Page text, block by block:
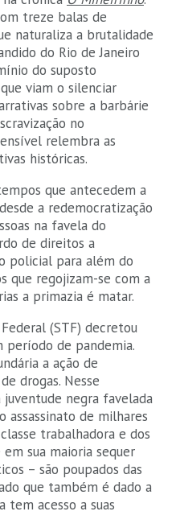
treze balas de
naturaliza a brutalidade
do Rio de Janeiro
do suposto
viam o silenciar
sobre a barbárie
no
relembra as
históricas.
que antecedem a
a redemocratização
na favela do
de direitos a
policial para além do
que regojizam-se com a
a primazia é matar.
(STF) decretou
período de pandemia.
a ação de
drogas. Nesse
negra favelada
assassinato de milhares
trabalhadora e dos
sua maioria sequer
– são poupados das
que também é dado a
tem acesso a suas